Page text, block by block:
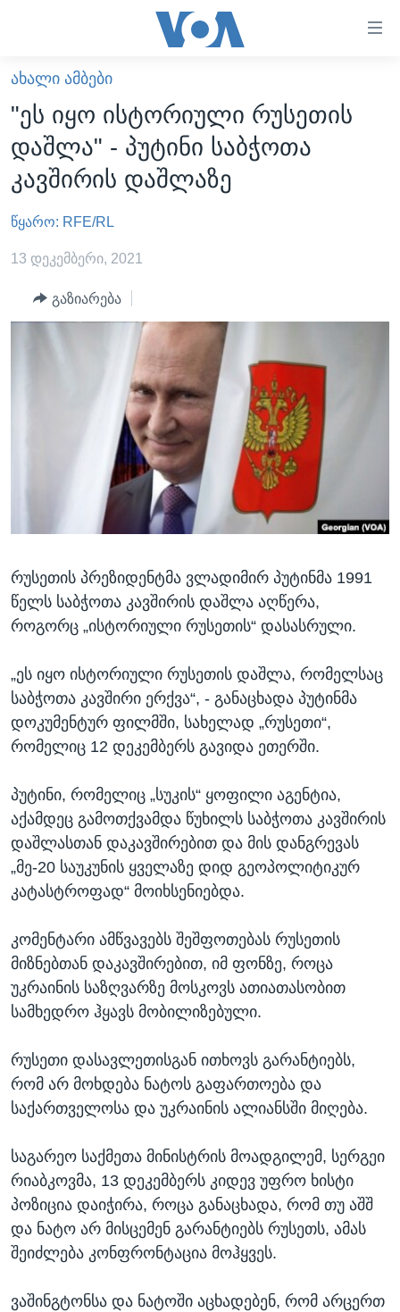
ხელმისაწვდომობისთვის
გადადით
მთავარზე
გადადით
მთავარ
ნავიგაციაზე
გადადით
ძიებაზე
ᲐᲮᲐᲚᲘ ᲐᲛᲑᲔᲑᲘ
ᲡᲐᲥᲐᲠᲗᲕᲔᲚᲝ
ᲐᲨᲨ
ᲐᲨᲨ-ᲘᲡ ᲐᲠᲩᲔᲕᲜᲔᲑᲘ 2024
ᲛᲡᲝᲤᲚᲘᲝ
ᲕᲘᲓᲔᲝᲔᲑᲘ
ᲒᲐᲓᲐᲪᲔᲛᲔᲑᲘ
ᲕᲐᲨᲘᲜᲒᲢᲝᲜᲘ ᲓᲦᲔᲡ
ᲮᲔᲓᲕᲐ ᲕᲐᲨᲘᲜᲒᲢᲝᲜᲘᲓᲐᲜ
ᲡᲢᲣᲓᲘᲐ ᲕᲐᲨᲘᲜᲒᲢᲝᲜᲘ
ᲯᲐᲜᲛᲠᲗᲔᲚᲝᲑᲐ
ᲒᲐᲚᲘᲚᲔᲝ
ᲓᲔᲖᲘᲜᲤᲝᲠᲛᲐᲪᲘᲐ
ᲠᲣᲡᲔᲗᲘᲡ ᲨᲔᲭᲠᲐ ᲣᲙᲠᲐᲘᲜᲐᲨᲘ
Learning English
ᲗᲕᲐᲚᲘ ᲒᲕᲐᲓᲔᲕᲜᲔᲗ
ᲐᲮᲐᲚᲘ ᲐᲛᲑᲔᲑᲘ
"ეს იყო ისტორიული რუსეთის
დაშლა" - პუტინი საბჭოთა
კავშირის დაშლაზე
წყარო: RFE/RL
13 დეკემბერი, 2021
გაზიარება
რუსეთის პრეზიდენტმა ვლადიმირ პუტინმა 1991
წელს საბჭოთა კავშირის დაშლა აღწერა,
როგორც „ისტორიული რუსეთის“ დასასრული.
„ეს იყო ისტორიული რუსეთის დაშლა, რომელსაც
საბჭოთა კავშირი ერქვა“, - განაცხადა პუტინმა
დოკუმენტურ ფილმში, სახელად „რუსეთი“,
რომელიც 12 დეკემბერს გავიდა ეთერში.
პუტინი, რომელიც „სუკის“ ყოფილი აგენტია,
აქამდეც გამოთქვამდა წუხილს საბჭოთა კავშირის
დაშლასთან დაკავშირებით და მის დანგრევას
„მე-20 საუკუნის ყველაზე დიდ გეოპოლიტიკურ
კატასტროფად“ მოიხსენიებდა.
კომენტარი ამწვავებს შეშფოთებას რუსეთის
მიზნებთან დაკავშირებით, იმ ფონზე, როცა
უკრაინის საზღვარზე მოსკოვს ათიათასობით
სამხედრო ჰყავს მობილიზებული.
რუსეთი დასავლეთისგან ითხოვს გარანტიებს,
რომ არ მოხდება ნატოს გაფართოება და
საქართველოსა და უკრაინის ალიანსში მიღება.
საგარეო საქმეთა მინისტრის მოადგილემ, სერგეი
რიაბკოვმა, 13 დეკემბერს კიდევ უფრო ხისტი
პოზიცია დაიჭირა, როცა განაცხადა, რომ თუ აშშ
და ნატო არ მისცემენ გარანტიებს რუსეთს, ამას
შეიძლება კონფრონტაცია მოჰყვეს.
ვაშინგტონსა და ნატოში აცხადებენ, რომ არცერთ